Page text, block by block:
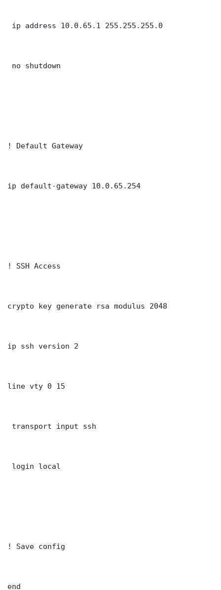
ip address 10.0.65.1 255.255.255.0
no shutdown
! Default Gateway
ip default-gateway 10.0.65.254
! SSH Access
crypto key generate rsa modulus 2048
ip ssh version 2
line vty 0 15
transport input ssh
login local
! Save config
end